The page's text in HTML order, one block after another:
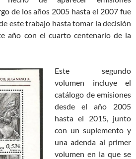
de los años 2005 hasta el 2007 fue
este trabajo hasta tomar la decisión
año con el cuarto centenario de la
Este segundo
volumen incluye el
catálogo de emisiones
desde el año 2005
hasta el 2015, junto
con un suplemento y
una adenda al primer
volumen en la que se